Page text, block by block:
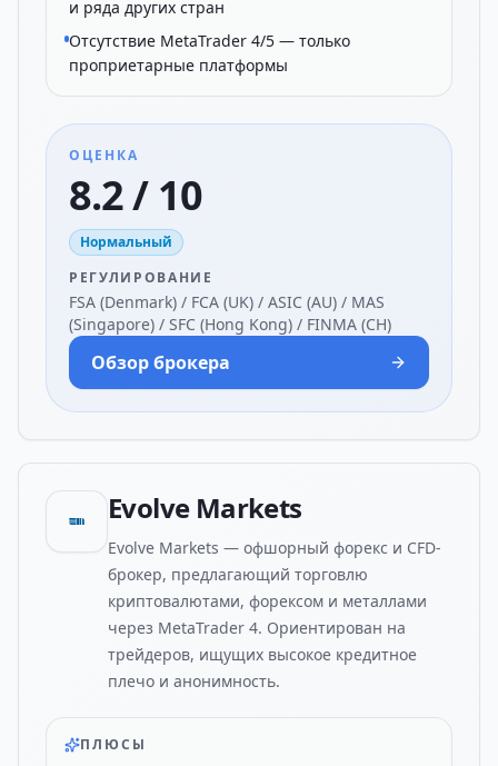
и ряда других стран
Отсутствие MetaTrader 4/5 — только
проприетарные платформы
ОЦЕНКА
8.2 / 10
Нормальный
РЕГУЛИРОВАНИЕ
FSA (Denmark) / FCA (UK) / ASIC (AU) / MAS
(Singapore) / SFC (Hong Kong) / FINMA (CH)
Обзор брокера
Evolve Markets
Evolve Markets — офшорный форекс и CFD-
брокер, предлагающий торговлю
криптовалютами, форексом и металлами
через MetaTrader 4. Ориентирован на
трейдеров, ищущих высокое кредитное
плечо и анонимность.
ПЛЮСЫ